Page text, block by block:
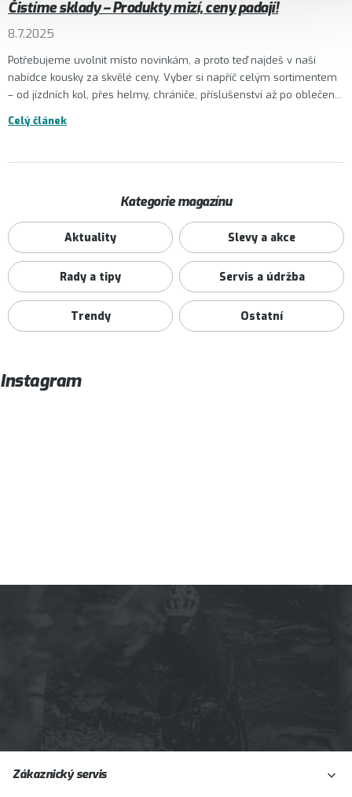
Čistíme sklady – Produkty mizí, ceny padají!
8.7.2025
Potřebujeme uvolnit místo novinkám, a proto teď najdeš v naší
nabídce kousky za skvělé ceny. Vyber si napříč celým sortimentem
– od jízdních kol, přes helmy, chrániče, příslušenství až po oblečen...
Celý článek
Kategorie magazínu
Aktuality Slevy a akce
Rady a tipy Servis a údržba
Trendy Ostatní
Instagram
Zákaznický servis